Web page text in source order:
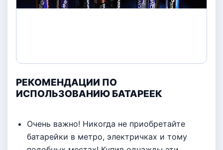
РЕКОМЕНДАЦИИ ПО
ИСПОЛЬЗОВАНИЮ БАТАРЕЕК
Очень важно! Никогда не приобретайте
батарейки в метро, электричках и тому